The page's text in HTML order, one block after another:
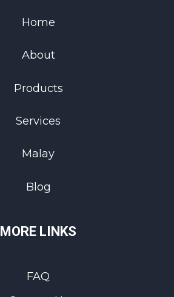
Home
About
Products
Services
Malay
Blog
MORE LINKS
FAQ